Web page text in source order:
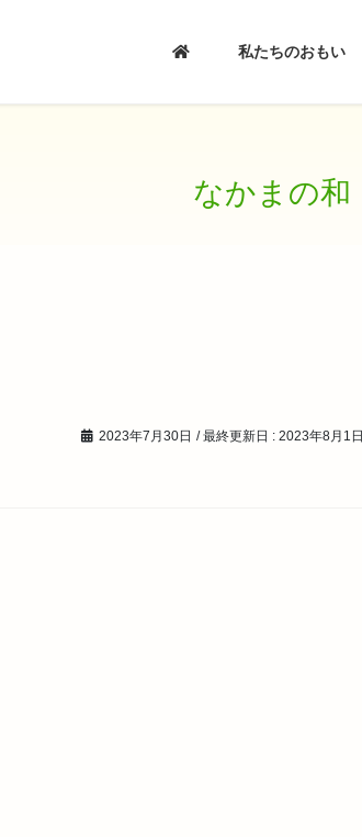
私たちのおもい
なかまの和
2023年7月30日 / 最終更新日 :2023年8月1日